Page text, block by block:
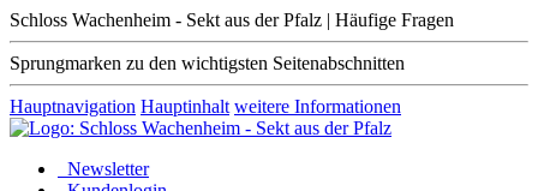
Schloss Wachenheim - Sekt aus der Pfalz | Häufige Fragen
Sprungmarken zu den wichtigsten Seitenabschnitten
Hauptnavigation Hauptinhalt weitere Informationen
Newsletter